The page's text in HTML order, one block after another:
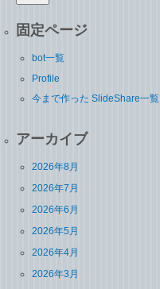
固定ページ
bot一覧
Profile
今まで作った SlideShare一覧
アーカイブ
2026年8月
2026年7月
2026年6月
2026年5月
2026年4月
2026年3月